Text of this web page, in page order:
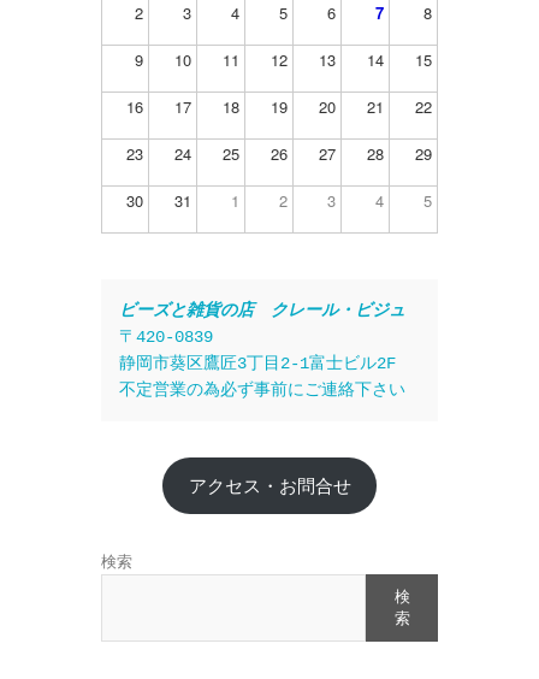
2 3 4 5 6 7 8
9 10 11 12 13 14 15
16 17 18 19 20 21 22
23 24 25 26 27 28 29
30 31 1 2 3 4 5
ビーズと雑貨の店　クレール・ビジュ
〒420-0839
静岡市葵区鷹匠3丁目2-1富士ビル2F
不定営業の為必ず事前にご連絡下さい
アクセス・お問合せ
検索
検
索